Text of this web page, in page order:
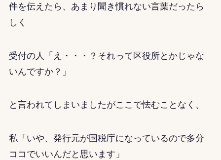
件を伝えたら、あまり聞き慣れない言葉だったら
しく
受付の人「え・・・？それって区役所とかじゃな
いんですか？」
と言われてしまいましたがここで怯むことなく、
私「いや、発行元が国税庁になっているので多分
ココでいいんだと思います」